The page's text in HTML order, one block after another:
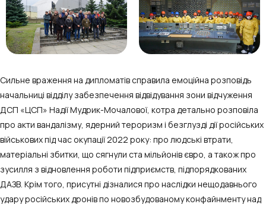
Сильне враження на дипломатів справила емоційна розповідь
начальниці відділу забезпечення відвідування зони відчуження
ДCП «ЦСП» Надії Мудрик-Мочалової, котра детально розповіла
про акти вандалізму, ядерний тероризм і безглузді дії російських
військових під час окупації 2022 року: про людські втрати,
матеріальні збитки, що сягнули ста мільйонів євро, а також про
зусилля з відновлення роботи підприємств, підпорядкованих
ДАЗВ. Крім того, присутні дізналися про наслідки нещодавнього
удару російських дронів по новозбудованому конфайнменту над